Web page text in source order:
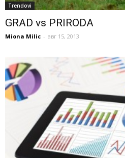
Trendovi
GRAD vs PRIRODA
Miona Milic - авг 15, 2013